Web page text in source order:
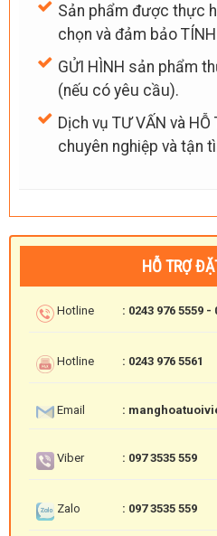
Sản phẩm được thực
chọn và đảm bảo
GỬI HÌNH sản phẩm
(nếu có yêu cầu).
Dịch vụ TƯ VẤN và HỖ
chuyên nghiệp và tận
HỖ TRỢ
Hotline : 0243 976 5559 -
Hotline : 0243 976 5561
Email :
Viber : 097 3535 559
Zalo : 097 3535 559